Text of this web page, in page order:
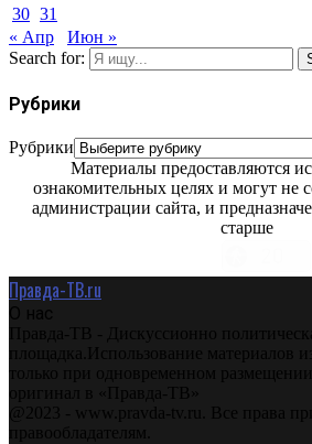
30 31
« Апр
Июн »
Search for:
Рубрики
Рубрики
Материалы предоставляются
ознакомительных целях и могут не
администрации сайта, и
старше
Правда-ТВ.ru
О нас
Правда-ТВ - Дискуссионно
площадка.Использование материалов
только при одновременном
оригинал в «Правда-ТВ»
@2023 - www.pravda-tv.ru. Все права
правообладателям.